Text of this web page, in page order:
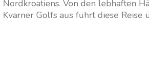
Nordkroatiens. Von den lebhaften
Kvarner Golfs aus führt diese Reise